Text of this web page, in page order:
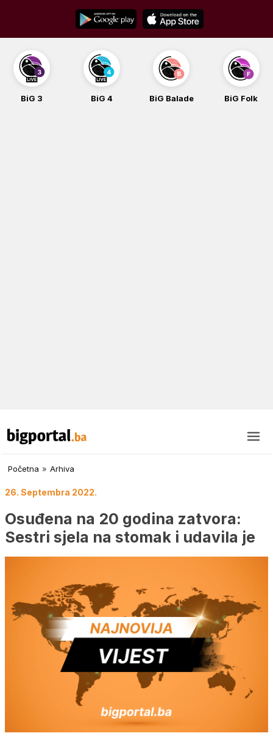
content
BiG 3 BiG 4 BiG Balade BiG Folk
Početna » Arhiva
26. Septembra 2022.
Osuđena na 20 godina zatvora:
Sestri sjela na stomak i udavila je